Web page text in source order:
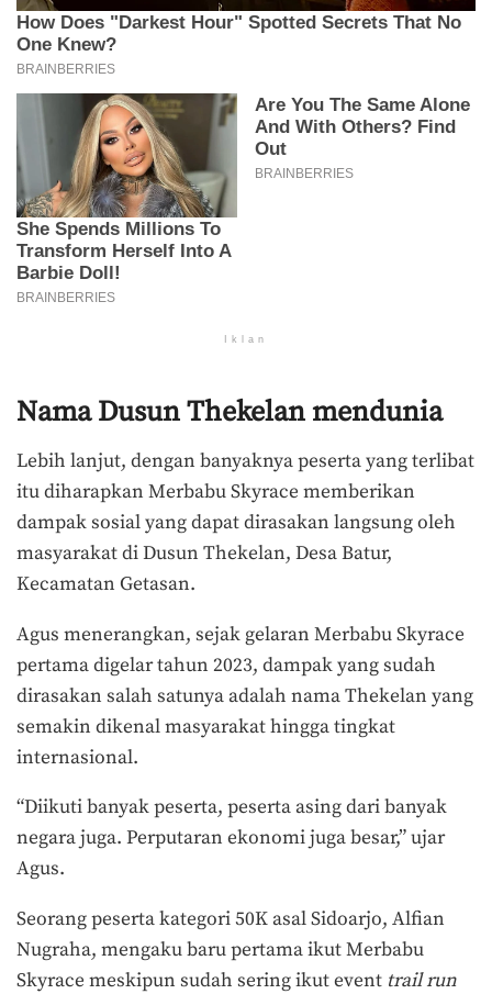
Iklan
Nama Dusun Thekelan mendunia
Lebih lanjut, dengan banyaknya peserta yang terlibat
itu diharapkan Merbabu Skyrace memberikan
dampak sosial yang dapat dirasakan langsung oleh
masyarakat di Dusun Thekelan, Desa Batur,
Kecamatan Getasan.
Agus menerangkan, sejak gelaran Merbabu Skyrace
pertama digelar tahun 2023, dampak yang sudah
dirasakan salah satunya adalah nama Thekelan yang
semakin dikenal masyarakat hingga tingkat
internasional.
“Diikuti banyak peserta, peserta asing dari banyak
negara juga. Perputaran ekonomi juga besar,” ujar
Agus.
Seorang peserta kategori 50K asal Sidoarjo, Alfian
Nugraha, mengaku baru pertama ikut Merbabu
Skyrace meskipun sudah sering ikut event trail run